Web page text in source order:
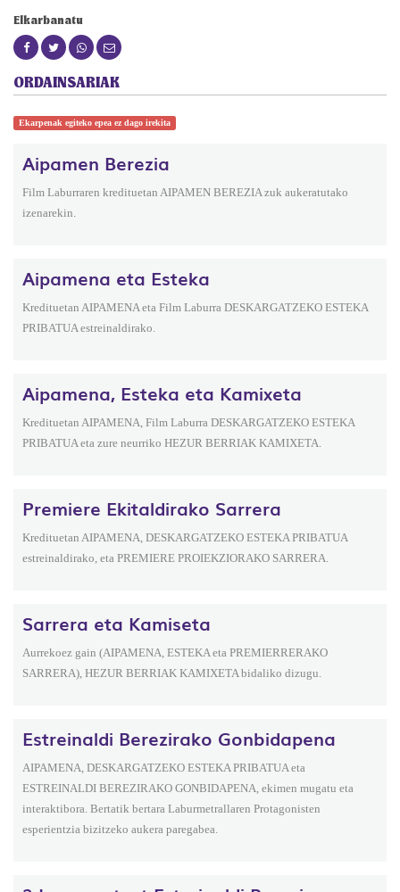
Elkarbanatu
ORDAINSARIAK
Ekarpenak egiteko epea ez dago irekita
Aipamen Berezia
Film Laburraren kredituetan AIPAMEN BEREZIA zuk aukeratutako
izenarekin.
Aipamena eta Esteka
Kredituetan AIPAMENA eta Film Laburra DESKARGATZEKO ESTEKA
PRIBATUA estreinaldirako.
Aipamena, Esteka eta Kamixeta
Kredituetan AIPAMENA, Film Laburra DESKARGATZEKO ESTEKA
PRIBATUA eta zure neurriko HEZUR BERRIAK KAMIXETA.
Premiere Ekitaldirako Sarrera
Kredituetan AIPAMENA, DESKARGATZEKO ESTEKA PRIBATUA
estreinaldirako, eta PREMIERE PROIEKZIORAKO SARRERA.
Sarrera eta Kamiseta
Aurrekoez gain (AIPAMENA, ESTEKA eta PREMIERRERAKO
SARRERA), HEZUR BERRIAK KAMIXETA bidaliko dizugu.
Estreinaldi Berezirako Gonbidapena
AIPAMENA, DESKARGATZEKO ESTEKA PRIBATUA eta
ESTREINALDI BEREZIRAKO GONBIDAPENA, ekimen mugatu eta
interaktibora. Bertatik bertara Laburmetrallaren Protagonisten
esperientzia bizitzeko aukera paregabea.